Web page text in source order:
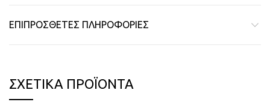
ΕΠΙΠΡΌΣΘΕΤΕΣ ΠΛΗΡΟΦΟΡΊΕΣ
ΣΧΕΤΙΚΆ ΠΡΟΪΌΝΤΑ